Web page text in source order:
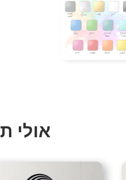
אולי ת